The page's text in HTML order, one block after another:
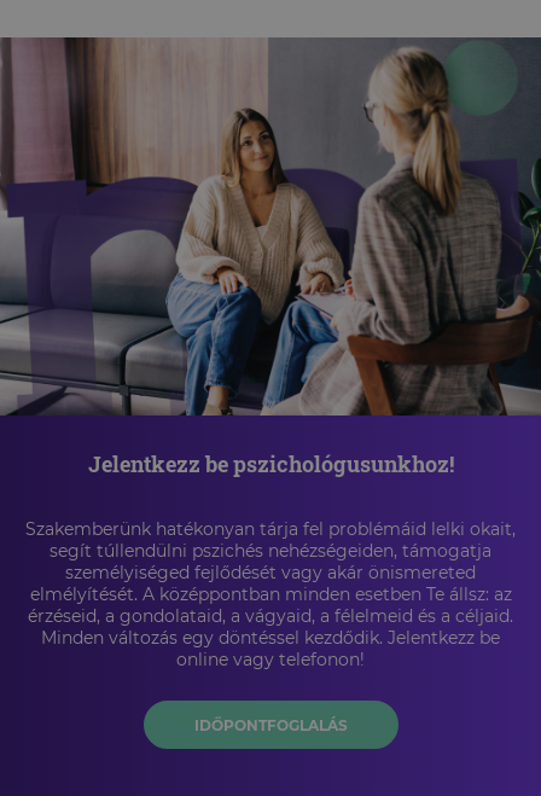
Jelentkezz be pszichológusunkhoz!
Szakemberünk hatékonyan tárja fel problémáid lelki okait,
segít túllendülni pszichés nehézségeiden, támogatja
személyiséged fejlődését vagy akár önismereted
elmélyítését. A középpontban minden esetben Te állsz: az
érzéseid, a gondolataid, a vágyaid, a félelmeid és a céljaid.
Minden változás egy döntéssel kezdődik. Jelentkezz be
online vagy telefonon!
IDŐPONTFOGLALÁS